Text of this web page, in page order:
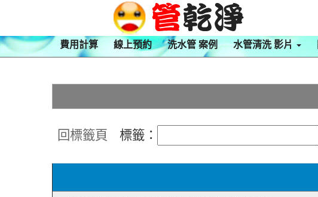
費用計算 線上預約 洗水管 案例 水管清洗 影片
回標籤頁 標籤：